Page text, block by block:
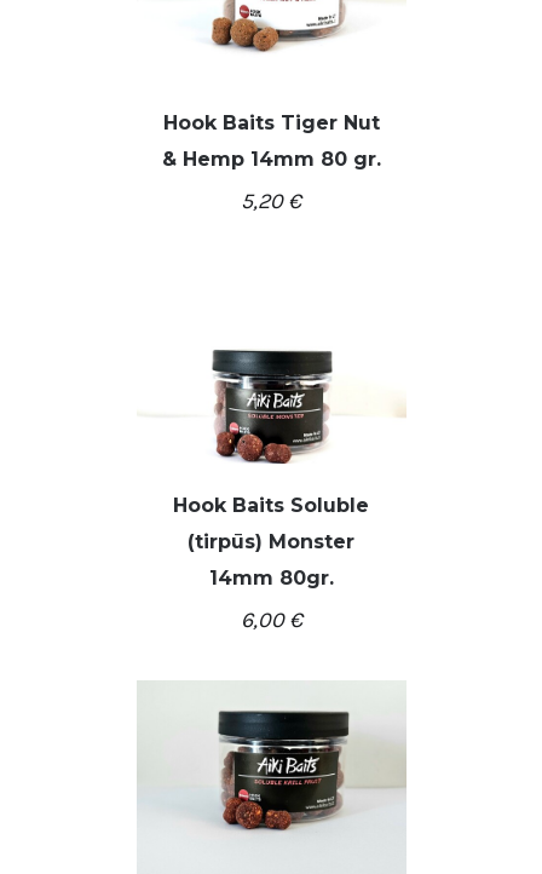
Hook Baits Tiger Nut
& Hemp 14mm 80 gr.
5,20€
Hook Baits Soluble
(tirpūs) Monster
14mm 80gr.
6,00€